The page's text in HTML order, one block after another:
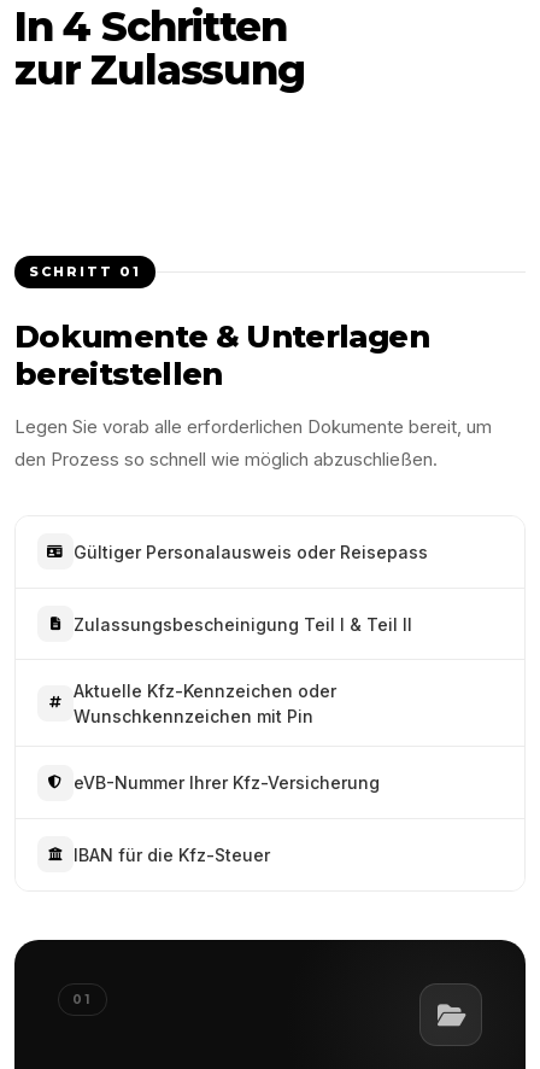
In 4 Schritten
zur Zulassung
SCHRITT 01
Dokumente & Unterlagen
bereitstellen
Legen Sie vorab alle erforderlichen Dokumente bereit, um
den Prozess so schnell wie möglich abzuschließen.
Gültiger Personalausweis oder Reisepass
Zulassungsbescheinigung Teil I & Teil II
Aktuelle Kfz-Kennzeichen oder
Wunschkennzeichen mit Pin
eVB-Nummer Ihrer Kfz-Versicherung
IBAN für die Kfz-Steuer
01